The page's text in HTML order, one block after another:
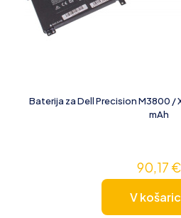
Baterija za Dell Precision M3800 /
mAh
90,17 €
V